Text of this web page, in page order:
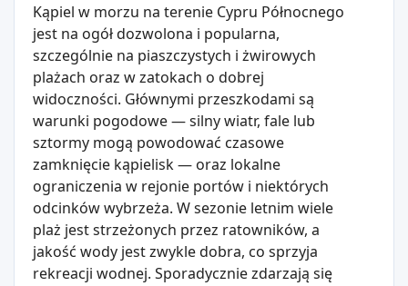
Kąpiel w morzu na terenie Cypru Północnego
jest na ogół dozwolona i popularna,
szczególnie na piaszczystych i żwirowych
plażach oraz w zatokach o dobrej
widoczności. Głównymi przeszkodami są
warunki pogodowe — silny wiatr, fale lub
sztormy mogą powodować czasowe
zamknięcie kąpielisk — oraz lokalne
ograniczenia w rejonie portów i niektórych
odcinków wybrzeża. W sezonie letnim wiele
plaż jest strzeżonych przez ratowników, a
jakość wody jest zwykle dobra, co sprzyja
rekreacji wodnej. Sporadycznie zdarzają się